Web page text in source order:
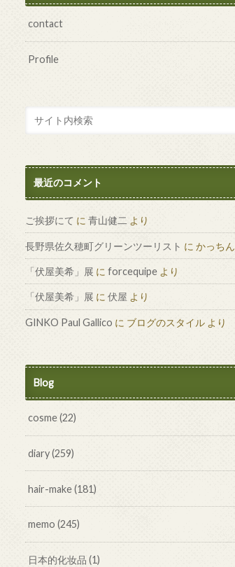
contact
Profile
最近のコメント
ご挨拶にて に 青山健二 より
長野県佐久穂町グリーンツーリスト に かっちん
「伏屋美希」展 に forcequipe より
「伏屋美希」展 に 伏屋 より
GINKO Paul Gallico に ブログのスタイル より
Blog
cosme(22)
diary(259)
hair-make(181)
memo(245)
日本的化妆品(1)